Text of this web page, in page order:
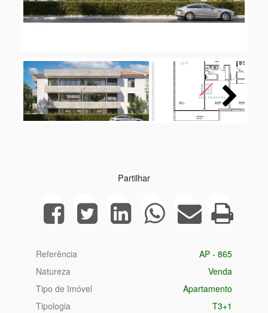
Partilhar
Referência
AP - 865
Natureza
Venda
Tipo de Imóvel
Apartamento
Tipologia
T3+1